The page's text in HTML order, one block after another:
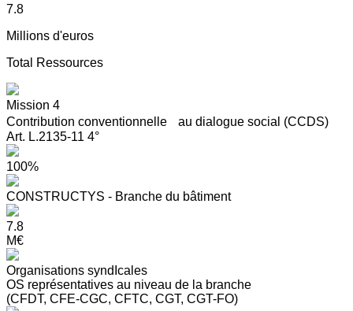
7.8
Millions d'euros
Total Ressources
Mission 4
Contribution conventionnelle au dialogue social (CCDS)
Art. L.2135-11 4°
100%
CONSTRUCTYS - Branche du bâtiment
7.8
M€
Organisations syndIcales
OS représentatives au niveau de la branche
(CFDT, CFE-CGC, CFTC, CGT, CGT-FO)